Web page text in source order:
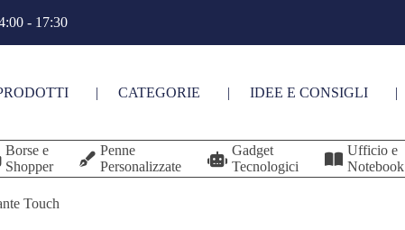
- 17:30
CATEGORIE IDEE E CONSIGLI
Borse e
Shopper
Penne
Personalizzate
Gadget
Tecnologici
Ufficio e
Notebook
Touch